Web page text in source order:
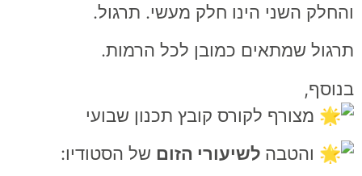
השני הינו חלק מעשי. תרגול.
שמתאים כמובן לכל הרמות.
מצורף לקורס קובץ תכנון שבועי
ו הטבהלשיעורי הזוםשל הסטודיו: